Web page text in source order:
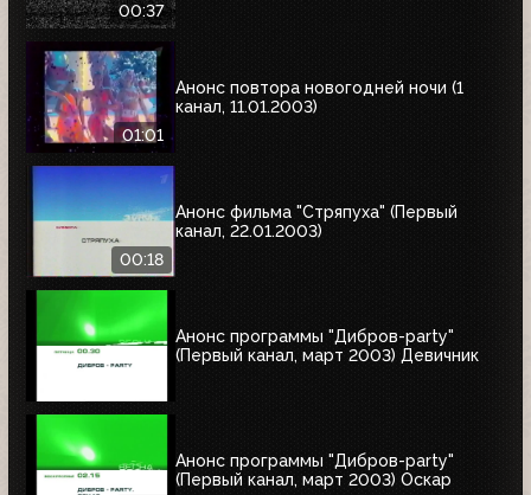
00:37
01:01
Анонс повтора новогодней ночи (1
канал, 11.01.2003)
00:18
Анонс фильма "Стряпуха" (Первый
канал, 22.01.2003)
Анонс программы "Дибров-party"
(Первый канал, март 2003) Девичник
Анонс программы "Дибров-party"
(Первый канал, март 2003) Оскар